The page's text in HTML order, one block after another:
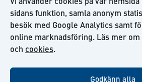
sidans funktion, samla anonym
besök med Google Analytics samt
online marknadsföring. Läs mer om
och cookies.
Godkänn alla
Anmäl dig till vårt nyhetsbrev